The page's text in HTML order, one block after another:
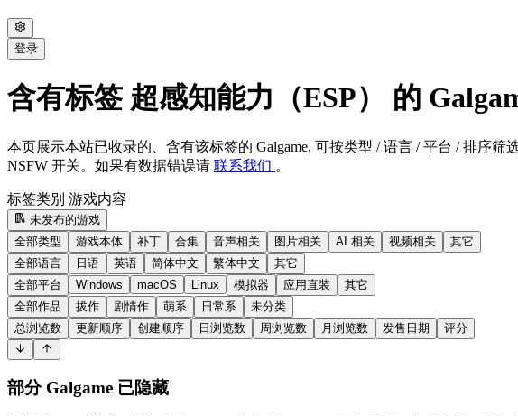
登录
含有标签 超感知能力（ESP） 的
本页展示本站已收录的、含有该标签的 Galgame, 可按类型 / 语言 / 平台 / 排序
NSFW 开关。如果有数据错误请 联系我们 。
标签类别 游戏内容
未发布的游戏
全部类型
游戏本体 补丁 合集 音声相关 图片相关 AI 相关 视频相关
其它
全部语言
日语 英语 简体中文 繁体中文
其它
全部平台
Windows macOS Linux 模拟器 应用直装
其它
全部作品
拔作 剧情作 萌系 日常系
未分类
总浏览数
更新顺序 创建顺序 日浏览数 周浏览数 月浏览数 发售日期 评分
部分 Galgame 已隐藏